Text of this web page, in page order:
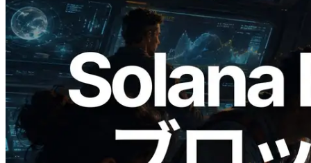
2026.05.24
Validators Solutions、Solana ブロックア
ナライザーを公開 — slot 単位のブロッ